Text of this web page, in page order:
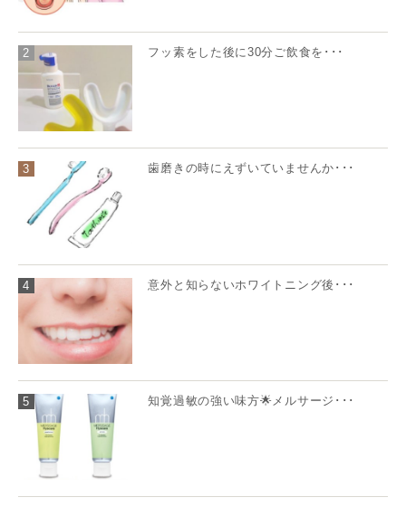
2 フッ素をした後に30分ご飲食を･･･
3 歯磨きの時にえずいていませんか･･･
4 意外と知らないホワイトニング後･･･
5 知覚過敏の強い味方🌟メルサージ･･･